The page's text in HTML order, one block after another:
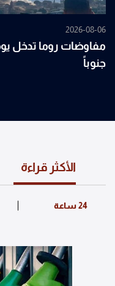
2026-08-06
مفاوضات روما تدخل
جنوباً
الأكثر قراءة